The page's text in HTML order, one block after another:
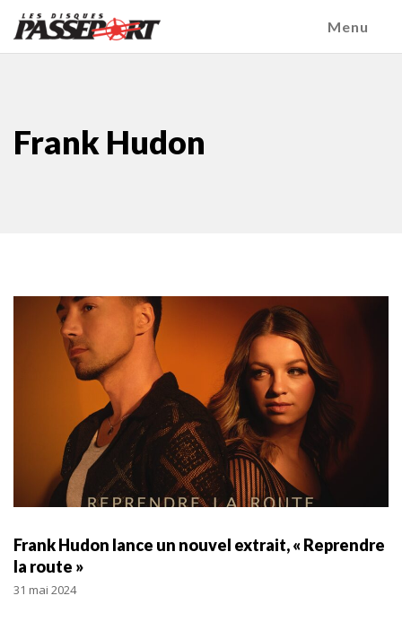
Menu
Frank Hudon
Frank Hudon lance un nouvel extrait, « Reprendre
la route »
31 mai 2024